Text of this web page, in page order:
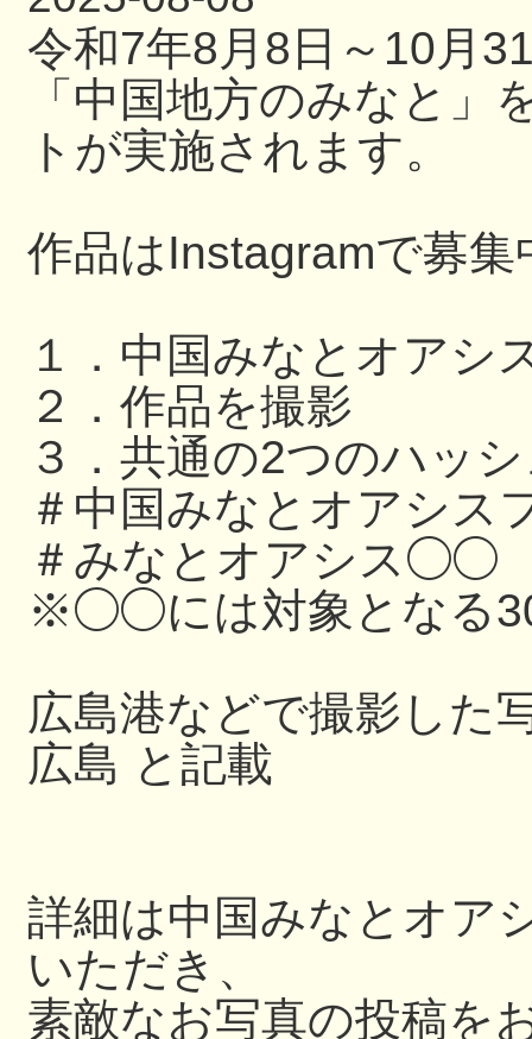
令和7年8月8日～10月
「中国地方のみなと
トが実施されます。
作品はInstagramで募集
１．中国みなとオアシ
２．作品を撮影
３．共通の2つのハッ
＃中国みなとオアシス
＃みなとオアシス◯◯
※◯◯には対象となる
広島港などで撮影した
広島 と記載
詳細は中国みなとオア
いただき、
素敵なお写真の投稿を